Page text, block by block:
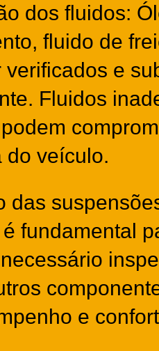
dos fluidos:
fluido de
verificados e
Fluidos
do veículo.
das
fundamental
e